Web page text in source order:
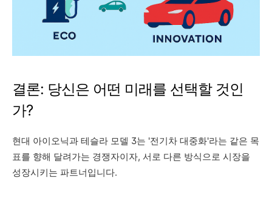
결론: 당신은 어떤 미래를 선택할 것인
가?
현대 아이오닉과 테슬라 모델 3는 '전기차 대중화'라는 같은 목
표를 향해 달려가는 경쟁자이자, 서로 다른 방식으로 시장을
성장시키는 파트너입니다.